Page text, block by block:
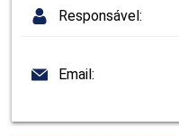
Responsável:
Email: